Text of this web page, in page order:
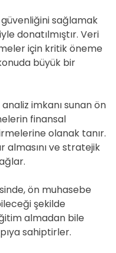
güvenliğini sağlamak
donatılmıştır. Veri
için kritik öneme
büyük bir
imkanı sunan ön
finansal
olanak tanır.
almasını ve stratejik
ön muhasebe
şekilde
almadan bile
sahiptirler.